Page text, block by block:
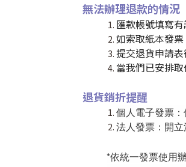
無法辦理退款的情況
匯款帳號填寫
如索取紙本發
提交退貨申請
當我們已安排
退貨銷折提醒
個人電子發票
法人發票：開
*依統一發票使用